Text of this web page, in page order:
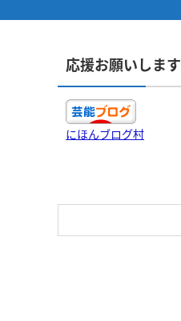
応援お願いします
にほんブログ村